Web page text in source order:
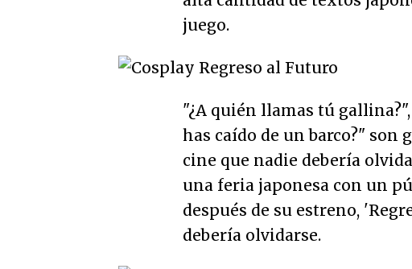
juego.
"¿A quién llamas tú
has caído de un barco?" son
cine que nadie debería
una feria japonesa con un
después de su estreno,
debería olvidarse.